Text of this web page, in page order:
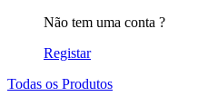
Não tem uma conta ?
Registar
Todas os Produtos